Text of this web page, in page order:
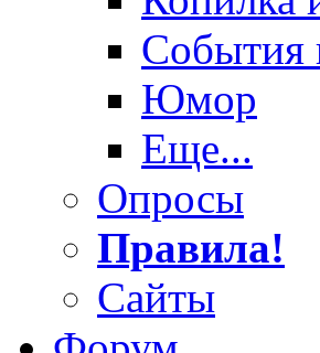
События
Юмор
Еще...
Опросы
Правила!
Сайты